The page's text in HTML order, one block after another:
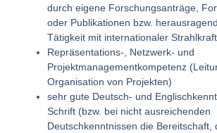
durch eigene Forschungsanträge,
oder Publikationen bzw.
Tätigkeit mit internationaler Strahlkraft
Repräsentations-, Netzwerk- und
Projektmanagementkompetenz
Organisation von Projekten)
sehr gute Deutsch- und
Schrift (bzw. bei nicht ausreichenden
Deutschkenntnissen die Bereitschaft,